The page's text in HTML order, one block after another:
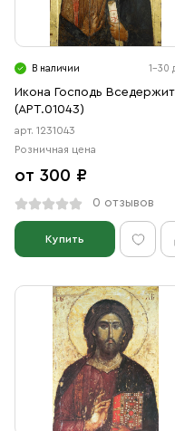
В наличии 1-30
Икона Господь
(АРТ.01043)
арт. 1231043
Розничная цена
от 300 ₽
0 отзывов
Купить